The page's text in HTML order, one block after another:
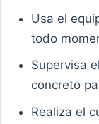
Usa el
todo
Supervisa
concreto
Realiza el